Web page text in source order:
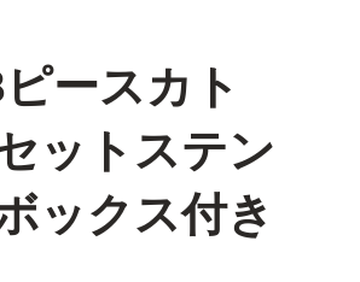
ースカト
ットステン
ックス付き